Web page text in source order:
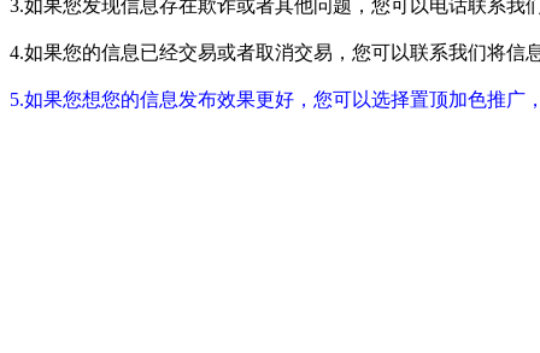
3.如果您发现信息存在欺诈或者其他问题，您可以电话联系我
4.如果您的信息已经交易或者取消交易，您可以联系我们将信
5.如果您想您的信息发布效果更好，您可以选择置顶加色推广